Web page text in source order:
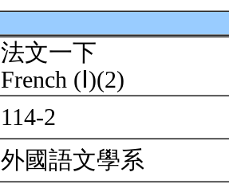
法文一下
French (Ⅰ)(2)
114-2
外國語文學系